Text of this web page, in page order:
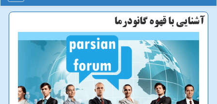
آشنایی با قهوه گانودرما